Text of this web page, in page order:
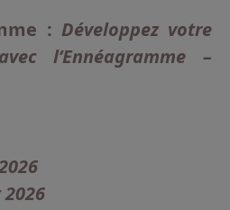
: Développez votre
l’Ennéagramme –